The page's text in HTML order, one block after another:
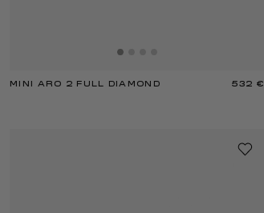
MINI ARO 2 FULL DIAMOND 532 €